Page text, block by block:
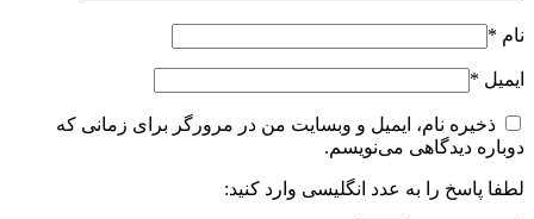
نام *
ایمیل *
ذخیره نام، ایمیل و وبسایت من در مرورگر برای زمانی که
دوباره دیدگاهی می‌نویسم.
لطفا پاسخ را به عدد انگلیسی وارد کنید: